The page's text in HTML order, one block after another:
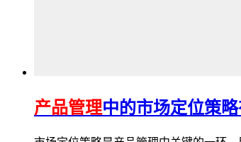
产品管理中的市场定位策